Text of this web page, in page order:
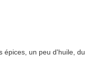
épices, un peu d'huile, du